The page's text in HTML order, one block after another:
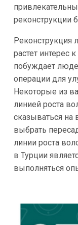
реконструкции
Реконструкция
растет интерес
побуждает
операции для
Некоторые из
линией роста
сказываться
выбрать
линии роста
в Турции
выполняться